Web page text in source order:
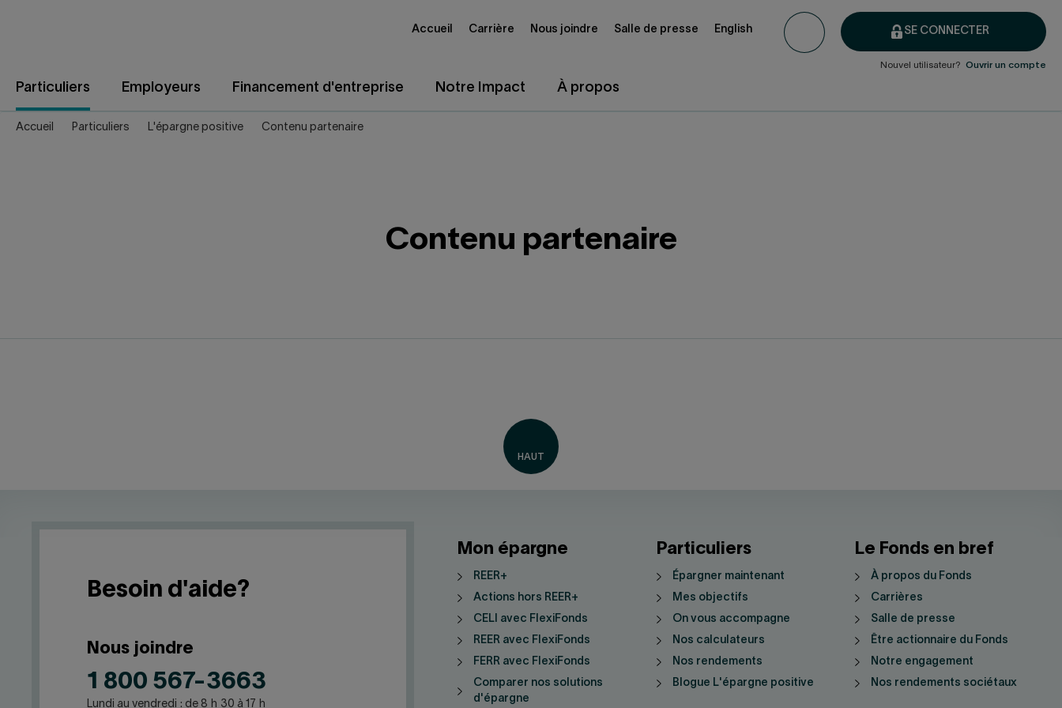
SE CONNECTER
Particuliers Employeurs Financement d'entreprise Notre Impact À propos
Nouvel utilisateur? Ouvrir un compte
Accueil Carrière Nous joindre Salle de presse English
Accueil Particuliers L'épargne positive Contenu partenaire
Contenu partenaire
Besoin d'aide?
Nous joindre
1 800 567-3663
Lundi au vendredi : de 8 h 30 à 17 h
Mon épargne
REER+
Actions hors REER+
CELI avec FlexiFonds
REER avec FlexiFonds
FERR avec FlexiFonds
Comparer nos solutions
d'épargne
Particuliers
Épargner maintenant
Mes objectifs
On vous accompagne
Nos calculateurs
Nos rendements
Blogue L'épargne positive
Le Fonds en bref
À propos du Fonds
Carrières
Salle de presse
Être actionnaire du Fonds
Notre engagement
Nos rendements sociétaux